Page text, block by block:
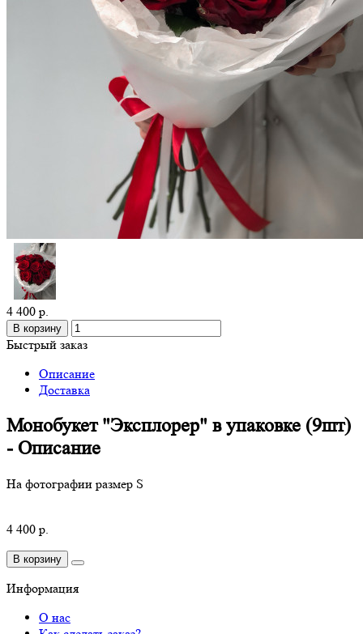
4 400 р.
В корзину
Быстрый заказ
Описание
Доставка
Монобукет "Эксплорер" в упаковке (9шт)
- Описание
На фотографии размер S
4 400 р.
В корзину
Информация
О нас